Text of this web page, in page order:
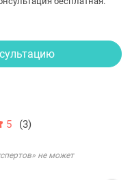
5 (3)
не может